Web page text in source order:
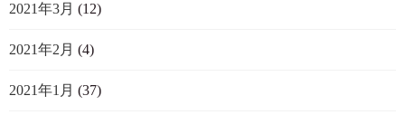
2021年3月 (12)
2021年2月 (4)
2021年1月 (37)